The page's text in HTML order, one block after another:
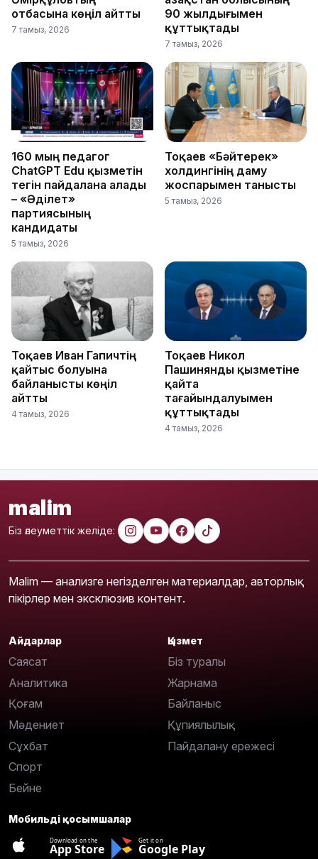
отбасына көңіл айтты
7 тамыз, 2026
90 жылдығымен
құттықтады
7 тамыз, 2026
160 мың педагог
ChatGPT Edu қызметін
тегін пайдалана алады
– «Әділет»
партиясының
кандидаты
5 тамыз, 2026
Тоқаев «Бәйтерек»
холдингінің даму
жоспарымен танысты
5 тамыз, 2026
Тоқаев Иван Гапичтің
қайтыс болуына
байланысты көңіл
айтты
4 тамыз, 2026
Тоқаев Никол
Пашинянды қызметіне
қайта
тағайындалуымен
құттықтады
4 тамыз, 2026
malim
Біз әлеуметтік желіде:
Malim — анализге негізделген материалдар, авторлық
пікірлер мен эксклюзив контент.
Айдарлар
Саясат
Аналитика
Қоғам
Мәдениет
Сұхбат
Спорт
Бейне
Қызмет
Біз туралы
Жарнама
Байланыс
Құпиялылық
Пайдалану ережесі
Мобильді қосымшалар
Download on the
App Store
Get it on
Google Play